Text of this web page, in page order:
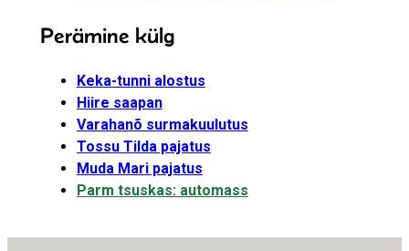
Perämine külg
Keka-tunni alostus
Hiire saapan
Varahanõ surmakuulutus
Tossu Tilda pajatus
Muda Mari pajatus
Parm tsuskas: automass